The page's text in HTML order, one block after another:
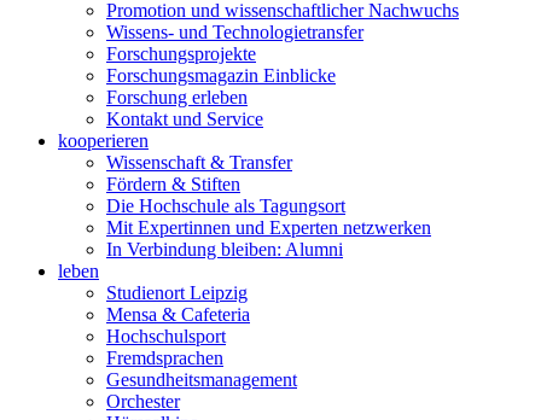
Promotion und wissenschaftlicher Nachwuchs
Wissens- und Technologietransfer
Forschungsprojekte
Forschungsmagazin Einblicke
Forschung erleben
Kontakt und Service
kooperieren
Wissenschaft & Transfer
Fördern & Stiften
Die Hochschule als Tagungsort
Mit Expertinnen und Experten netzwerken
In Verbindung bleiben: Alumni
leben
Studienort Leipzig
Mensa & Cafeteria
Hochschulsport
Fremdsprachen
Gesundheitsmanagement
Orchester